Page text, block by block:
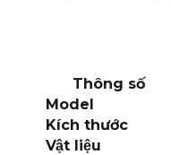
Thông số
Model
Kích thước
Vật liệu